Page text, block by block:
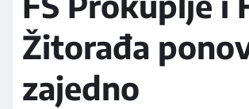
Žitorađa
zajedno